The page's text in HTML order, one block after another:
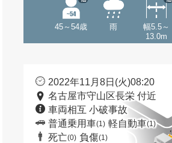
45～54歳 雨
幅5.5～
13.0m
2022年11月8日(火)08:20
名古屋市守山区長栄 付近
車両相互 小破事故
普通乗用車(1) 軽自動車(1)
死亡(0) 負傷(1)